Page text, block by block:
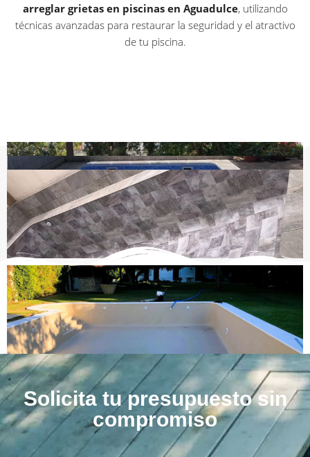
arreglar grietas en piscinas en Aguadulce, utilizando
técnicas avanzadas para restaurar la seguridad y el atractivo
de tu piscina.
Solicita tu presupuesto sin
compromiso